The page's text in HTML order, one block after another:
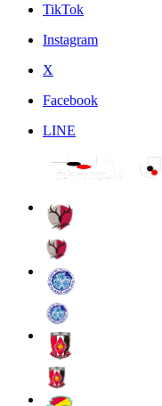
TikTok
Instagram
X
Facebook
LINE